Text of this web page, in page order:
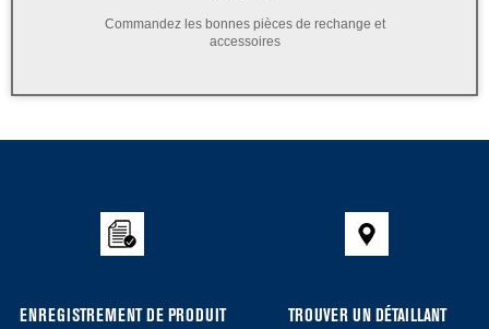
Commandez les bonnes pièces de rechange et
accessoires
ENREGISTREMENT DE PRODUIT TROUVER UN DÉTAILLANT